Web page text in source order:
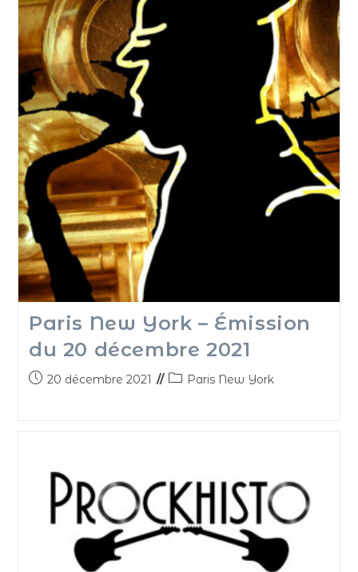
Paris New York – Émission
du 20 décembre 2021
20 décembre 2021 Paris New York